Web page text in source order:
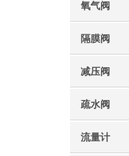
氧气阀
隔膜阀
减压阀
疏水阀
流量计